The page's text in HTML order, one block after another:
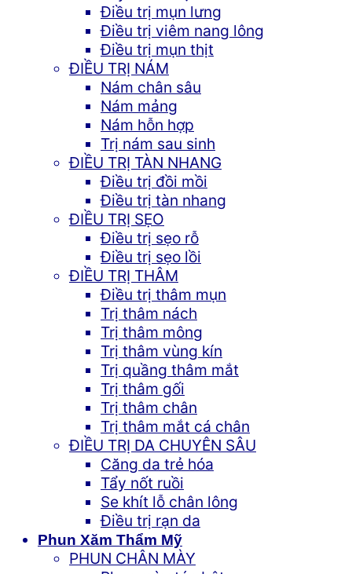
Điều trị mụn lưng
Điều trị viêm nang lông
Điều trị mụn thịt
ĐIỀU TRỊ NÁM
Nám chân sâu
Nám mảng
Nám hỗn hợp
Trị nám sau sinh
ĐIỀU TRỊ TÀN NHANG
Điều trị đồi mồi
Điều trị tàn nhang
ĐIỀU TRỊ SẸO
Điều trị sẹo rỗ
Điều trị sẹo lồi
ĐIỀU TRỊ THÂM
Điều trị thâm mụn
Trị thâm nách
Trị thâm mông
Trị thâm vùng kín
Trị quầng thâm mắt
Trị thâm gối
Trị thâm chân
Trị thâm mắt cá chân
ĐIỀU TRỊ DA CHUYÊN SÂU
Căng da trẻ hóa
Tẩy nốt ruồi
Se khít lỗ chân lông
Điều trị rạn da
Phun Xăm Thẩm Mỹ
PHUN CHÂN MÀY